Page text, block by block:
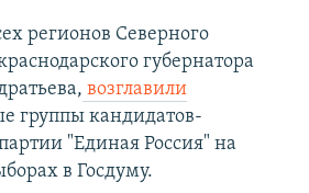
регионов Северного
губернатора
возглавили
группы кандидатов-
"Единая Россия" на
в Госдуму.